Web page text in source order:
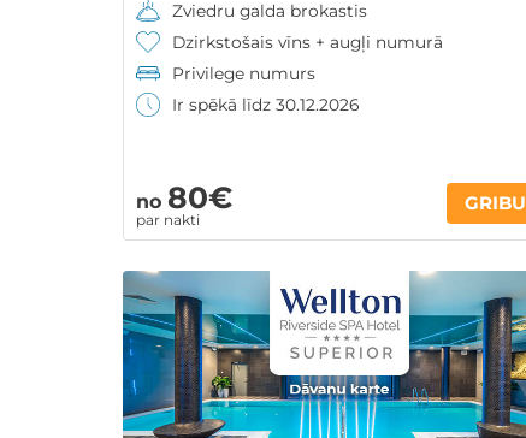
Zviedru galda brokastis
Dzirkstošais vīns + augļi numurā
Privilege numurs
Ir spēkā līdz 30.12.2026
no 80€
par nakti
GRIBU